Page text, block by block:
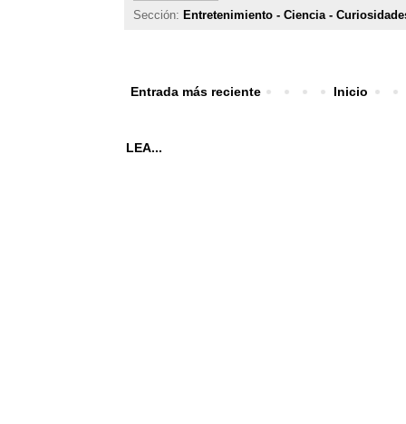
Sección: Entretenimiento - Ciencia -
Entrada más reciente Inicio
LEA...